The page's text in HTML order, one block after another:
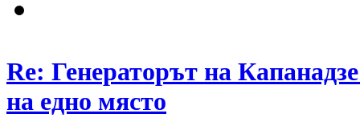
Re: Генераторът на
на едно място